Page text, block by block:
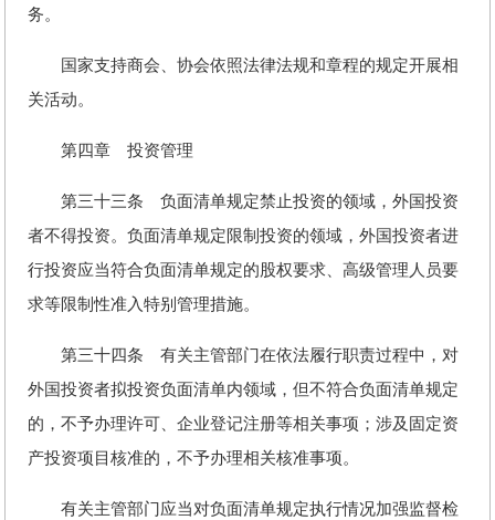
务。
国家支持商会、协会依照法律法规和章程的规定开展相
关活动。
第四章 投资管理
第三十三条 负面清单规定禁止投资的领域，外国投资
者不得投资。负面清单规定限制投资的领域，外国投资者进
行投资应当符合负面清单规定的股权要求、高级管理人员要
求等限制性准入特别管理措施。
第三十四条 有关主管部门在依法履行职责过程中，对
外国投资者拟投资负面清单内领域，但不符合负面清单规定
的，不予办理许可、企业登记注册等相关事项；涉及固定资
产投资项目核准的，不予办理相关核准事项。
有关主管部门应当对负面清单规定执行情况加强监督检